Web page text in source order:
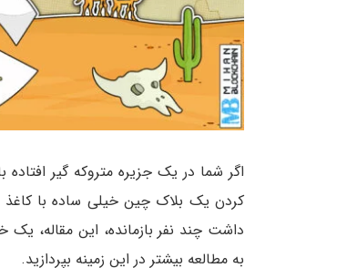
اگر شما در یک جزیره متروکه گیر افتاده
کردن یک بلاک چین خیلی ساده با کاغذ
داشت چند نفر بازمانده، این مقاله،
به مطالعه بیشتر در این زمینه بپردازید.